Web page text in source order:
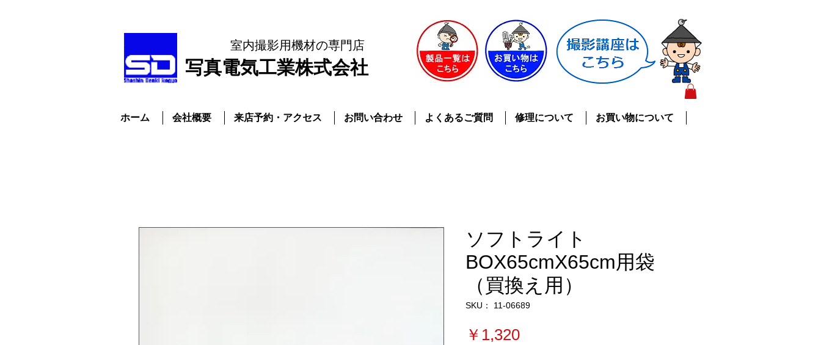
​写真電気工業株式会社
室内撮影用機材の専門店
ホーム 会社概要 来店予約・アクセス お問い合わせ よくあるご質問 修理について お買い物について
ソフトライト
BOX65cmX65cm用袋
（買換え用）
SKU： 11-06689
￥1,320価